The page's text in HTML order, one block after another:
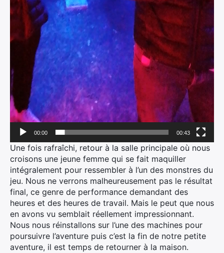
00:00 00:43
Une fois rafraîchi, retour à la salle principale où nous
croisons une jeune femme qui se fait maquiller
intégralement pour ressembler à l’un des monstres du
jeu. Nous ne verrons malheureusement pas le résultat
final, ce genre de performance demandant des
heures et des heures de travail. Mais le peut que nous
en avons vu semblait réellement impressionnant.
Nous nous réinstallons sur l’une des machines pour
poursuivre l’aventure puis c’est la fin de notre petite
aventure, il est temps de retourner à la maison.